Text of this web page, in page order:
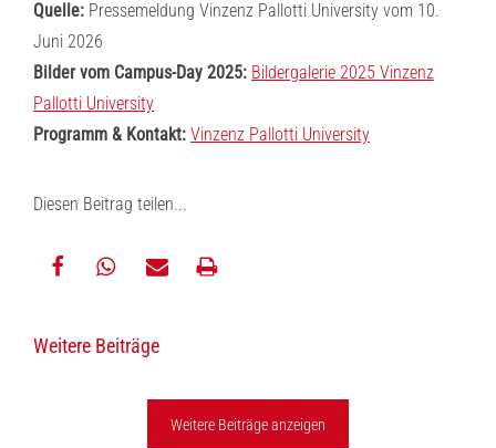
Quelle: Pressemeldung Vinzenz Pallotti University vom 10.
Juni 2026
Bilder vom Campus-Day 2025: Bildergalerie 2025 Vinzenz
Pallotti University
Programm & Kontakt: Vinzenz Pallotti University
Diesen Beitrag teilen...
Mail
Weitere Beiträge
Weitere Beiträge anzeigen